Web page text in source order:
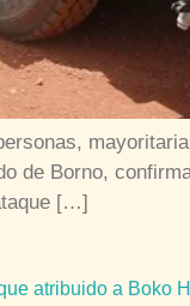
de Borno,
[…]
atribuido a Boko